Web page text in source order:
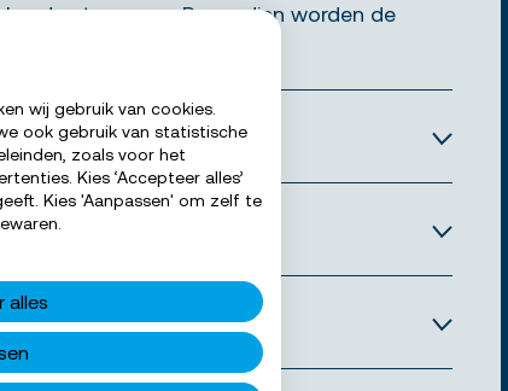
extra vroeg. Bovendien worden de
🚀
wij gebruik van cookies.
ook gebruik van statistische
zoals voor het
Kies ‘Accepteer alles’
Kies 'Aanpassen' om zelf te
alles